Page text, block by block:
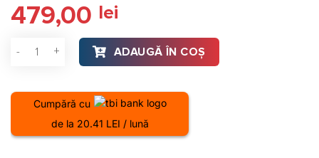
479,00 lei
Cantitate Dispenser prosoape pliate GW03050401
ADAUGĂ ÎN COȘ
Cumpără cu
de la 20.41 LEI / lună